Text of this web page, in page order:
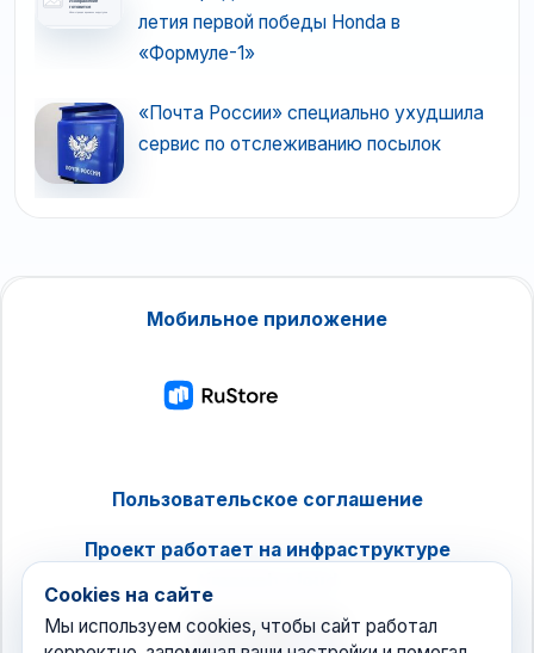
летия первой победы Honda в
«Формуле-1»
«Почта России» специально ухудшила
сервис по отслеживанию посылок
Мобильное приложение
Пользовательское соглашение
Проект работает на инфраструктуре
Cookies на сайте
Мы используем cookies, чтобы сайт работал